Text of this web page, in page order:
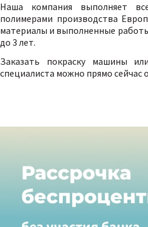
Наша компания выполняет
полимерами производства
материалы и выполненные
до 3 лет.
Заказать покраску машины
специалиста можно прямо сейчас